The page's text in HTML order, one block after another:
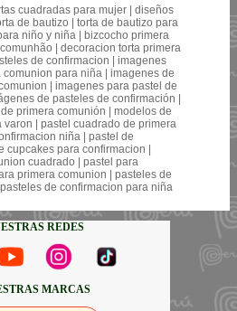
cuadradas para mujer | diseños
de bautizo | torta de bautizo para
niño y niña | bizcocho primera
| decoracion torta primera
de confirmacion | imagenes
para niña | imagenes de
| imagenes para pastel de
de pasteles de confirmación |
primera comunión | modelos de
varon | pastel cuadrado de primera
niña | pastel de
cupcakes para confirmacion |
cuadrado | pastel para
primera comunion | pasteles de
de confirmacion para niña
REDES
MARCAS